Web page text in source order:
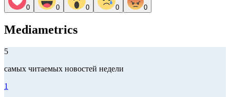
0 0 0 0 0
Mediametrics
5
самых читаемых новостей недели
1